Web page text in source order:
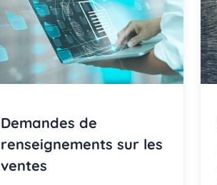
Demandes de
renseignements sur les
ventes